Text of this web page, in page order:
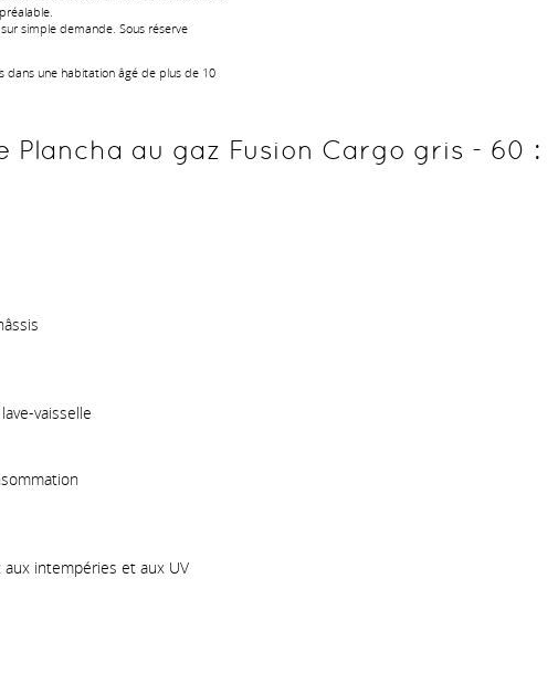
simple demande. Sous réserve
dans une habitation âgé de plus de 10
Plancha au gaz Fusion Cargo gris - 60 :
vaisselle
intempéries et aux UV